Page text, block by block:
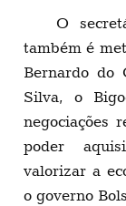
O
também é
Bernardo do
Silva, o
negociações
poder
valorizar a
o governo